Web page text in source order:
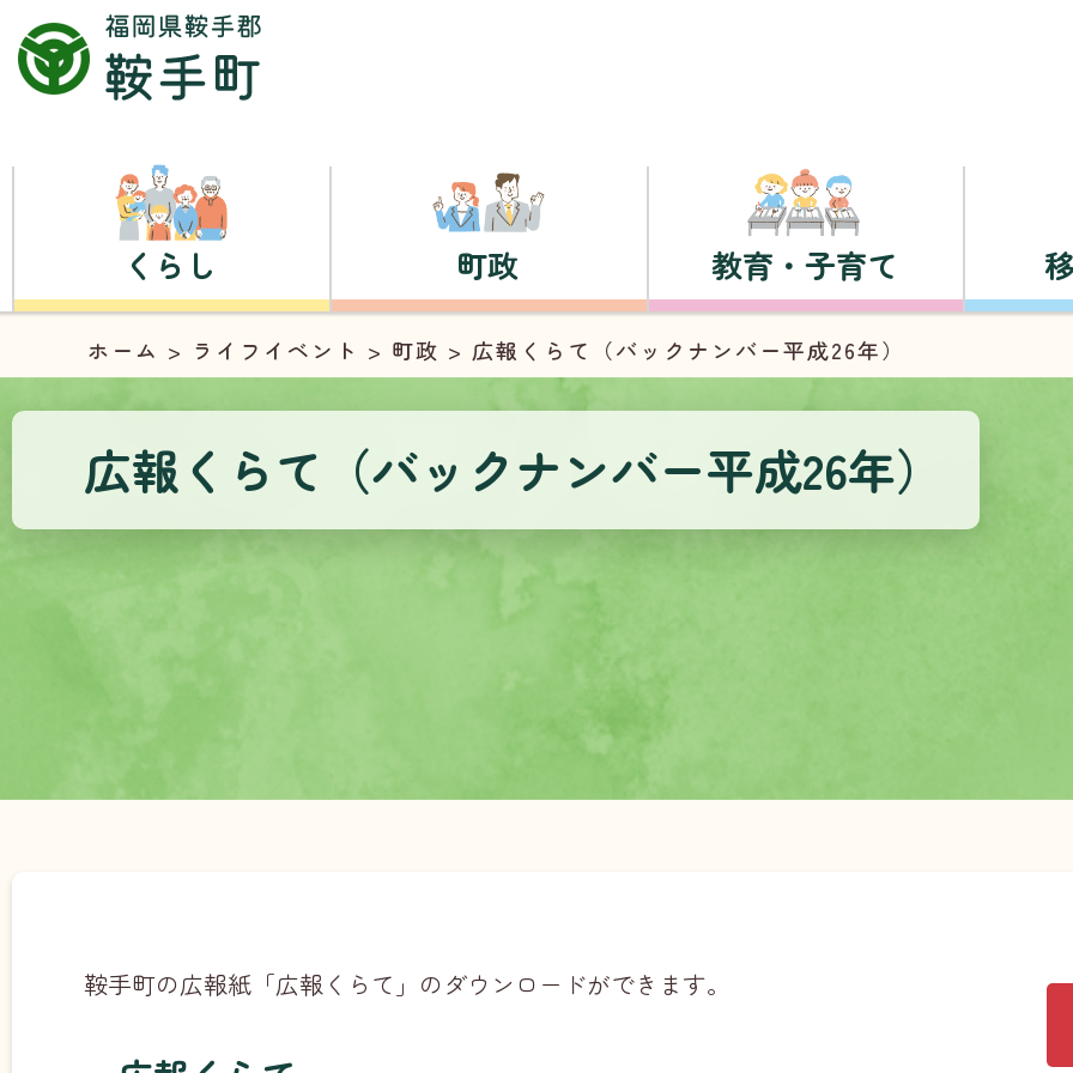
くらし 町政 教育・子育て
ホーム > ライフイベント > 町政 > 広報くらて（バックナンバー平成26年）
広報くらて（バックナンバー平成26年）
鞍手町の広報紙「広報くらて」のダウンロードができます。